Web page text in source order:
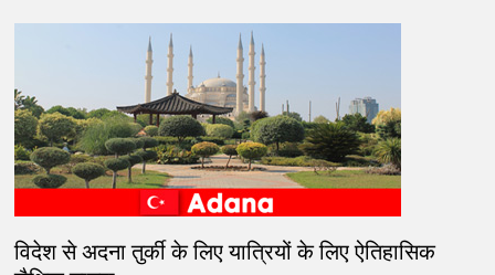
विदेश से अदना तुर्की के लिए यात्रियों के लिए ऐतिहासिक